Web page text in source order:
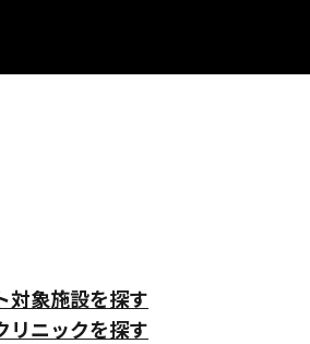
対象施設を探す
リニックを探す